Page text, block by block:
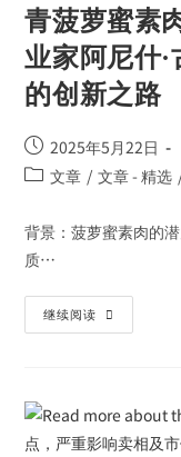
青菠萝蜜素
业家阿尼什·
的创新之路
2025年5月22日
文章 / 文章 - 精选
背景：菠萝蜜素肉的
质…
继续阅读